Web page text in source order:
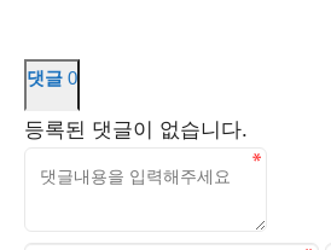
댓글 0
등록된 댓글이 없습니다.